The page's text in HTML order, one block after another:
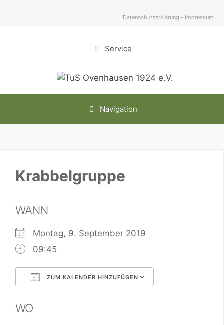
Datenschutzerklärung - Impressum
Service
Navigation
Krabbelgruppe
WANN
Montag, 9. September 2019
09:45
ZUM KALENDER HINZUFÜGEN
WO